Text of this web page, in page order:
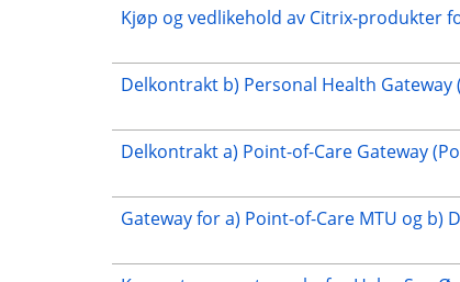
Kjøp og vedlikehold av Citrix-produkter
Delkontrakt b) Personal Health Gateway
Delkontrakt a) Point-of-Care Gateway
Gateway for a) Point-of-Care MTU og